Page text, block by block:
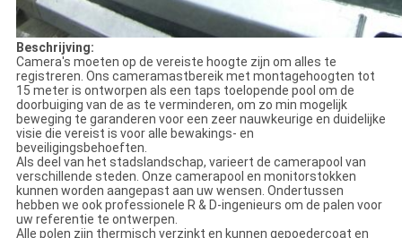
Beschrijving:
Camera's moeten op de vereiste hoogte zijn om alles te
registreren. Ons cameramastbereik met montagehoogten tot
15 meter is ontworpen als een taps toelopende pool om de
doorbuiging van de as te verminderen, om zo min mogelijk
beweging te garanderen voor een zeer nauwkeurige en duidelijke
visie die vereist is voor alle bewakings- en
beveiligingsbehoeften.
Als deel van het stadslandschap, varieert de camerapool van
verschillende steden. Onze camerapool en monitorstokken
kunnen worden aangepast aan uw wensen. Ondertussen
hebben we ook professionele R & D-ingenieurs om de palen voor
uw referentie te ontwerpen.
Alle polen zijn thermisch verzinkt en kunnen gepoedercoat en